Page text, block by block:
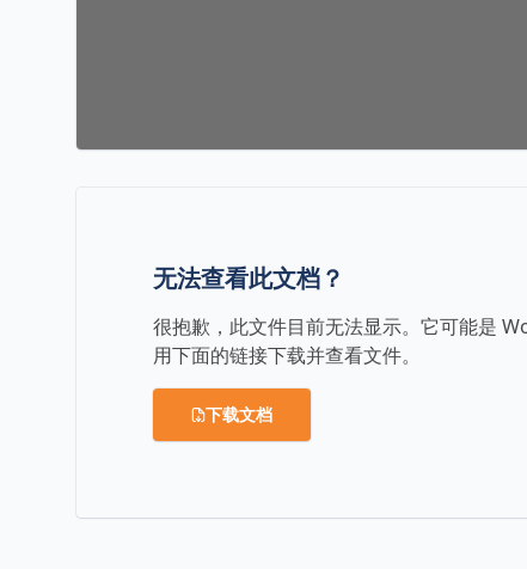
无法查看此文档？
很抱歉，此文件目前无法显示。它可能是
用下面的链接下载并查看文件。
下载文档